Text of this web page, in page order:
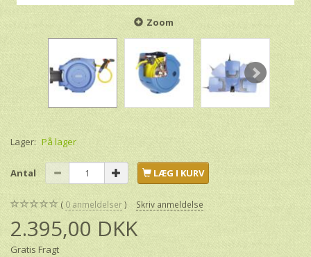
Zoom
Lager: På lager
Antal LÆG I KURV
0 anmeldelser Skriv anmeldelse
2.395,00 DKK
Gratis Fragt